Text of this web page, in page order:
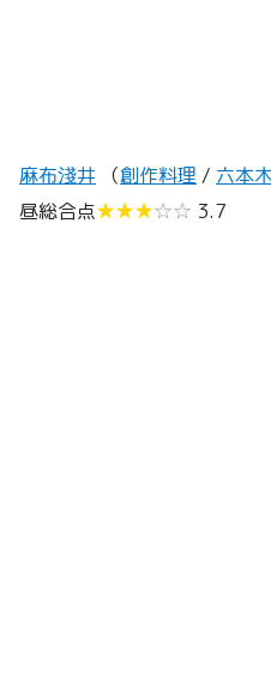
麻布淺井 （創作料理 / 六本
昼総合点★★★☆☆ 3.7